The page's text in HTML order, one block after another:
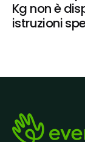
Kg non è
istruzioni